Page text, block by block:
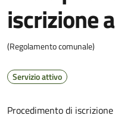
iscrizione
(Regolamento comunale)
Servizio attivo
Procedimento di